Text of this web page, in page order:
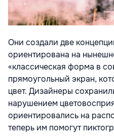
Они создали две
ориентирована на
«классическая форма в
прямоугольный экран,
цвет. Дизайнеры
нарушением
ориентировались на
теперь им помогут